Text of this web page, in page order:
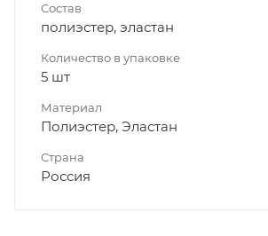
Состав
полиэстер, эластан
Количество в упаковке
5 шт
Материал
Полиэстер, Эластан
Страна
Россия